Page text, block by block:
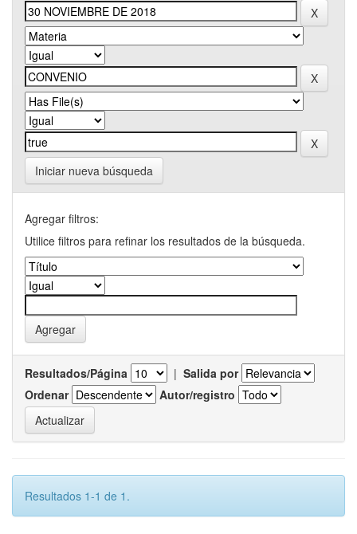
Iniciar nueva búsqueda
Agregar filtros:
Utilice filtros para refinar los resultados de la búsqueda.
Resultados/Página | Salida por
Ordenar
Autor/registro
Resultados 1-1 de 1.